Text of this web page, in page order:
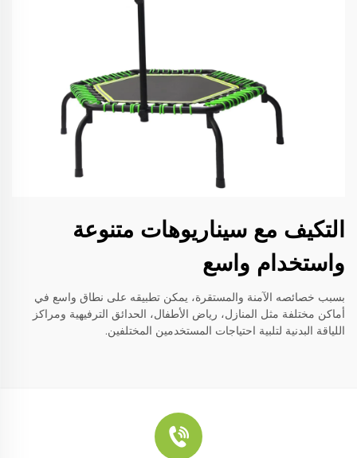
التكيف مع سيناريوهات متنوعة
واستخدام واسع
بسبب خصائصه الآمنة والمستقرة، يمكن تطبيقه على نطاق واسع في
أماكن مختلفة مثل المنازل، رياض الأطفال، الحدائق الترفيهية ومراكز
اللياقة البدنية لتلبية احتياجات المستخدمين المختلفين.